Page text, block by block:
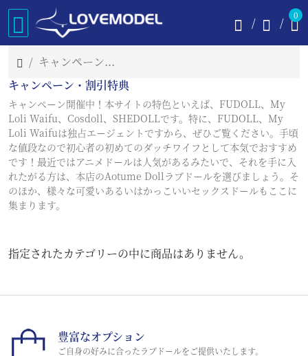
0
キャンペーン・割引特典
キャンペーン・割引特典
キャンペーン開催中！本サイトの特色といえば、FUDOLL、My
Loli Waifu、Cosdoll、SHEDOLLです。特に、FUDOLL、My
Loli Waifuは独占エージェントですから、ぜひご覧ください。手頃
な値段なので初心者の初めてのダッチワイフとして本気でおすすめ
です！最近ではアニメドールは人気があるみたいで、それを手に入
れたがる方は、本店のAotume Dollラブドールを選びましょう。そ
のほか、様々な可愛いあるいはかっこいいセックスドールもここに
集まります。
指定されたカテゴリーの中に商品はありません。
豊富なオプション
ご自身の好みに合ったラブドールをご提供いたします。